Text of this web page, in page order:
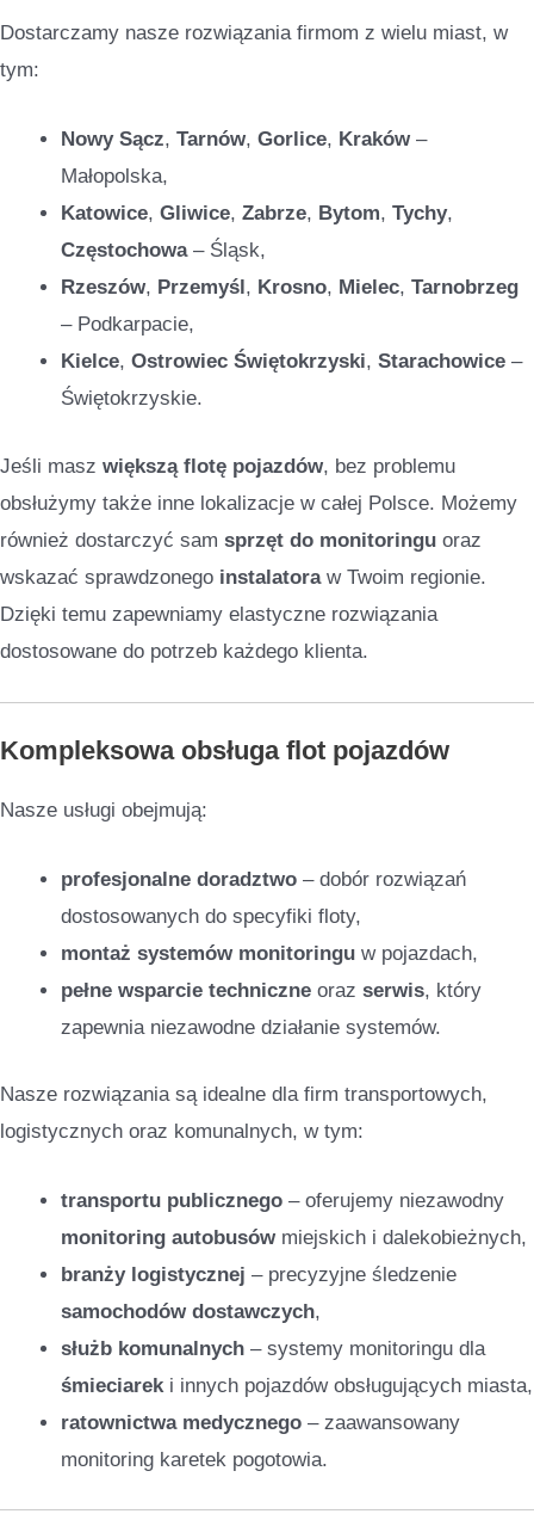
Dostarczamy nasze rozwiązania firmom z wielu miast, w
tym:
Nowy Sącz, Tarnów, Gorlice, Kraków –
Małopolska,
Katowice, Gliwice, Zabrze, Bytom, Tychy,
Częstochowa– Śląsk,
Rzeszów, Przemyśl , Krosno, Mielec, Tarnobrzeg
– Podkarpacie,
Kielce, Ostrowiec Świętokrzyski, Starachowice –
Świętokrzyskie.
Jeśli masz większą flotę pojazdów, bez problemu
obsłużymy także inne lokalizacje w całej Polsce. Możemy
również dostarczyć sam sprzęt do monitoringu oraz
wskazać sprawdzonego instalatoraw Twoim regionie.
Dzięki temu zapewniamy elastyczne rozwiązania
dostosowane do potrzeb każdego klienta.
Kompleksowa obsługa flot pojazdów
Nasze usługi obejmują:
profesjonalne doradztwo – dobór rozwiązań
dostosowanych do specyfiki floty,
montaż systemów monitoringu w pojazdach,
pełne wsparcie techniczne oraz serwis, który
zapewnia niezawodne działanie systemów.
Nasze rozwiązania są idealne dla firm transportowych,
logistycznych oraz komunalnych, w tym:
transportu publicznego – oferujemy niezawodny
monitoring autobusów miejskich i dalekobieżnych,
branży logistycznej – precyzyjne śledzenie
samochodów dostawczych,
służb komunalnych – systemy monitoringu dla
śmieciareki innych pojazdów obsługujących miasta,
ratownictwa medycznego – zaawansowany
monitoring karetek pogotowia.